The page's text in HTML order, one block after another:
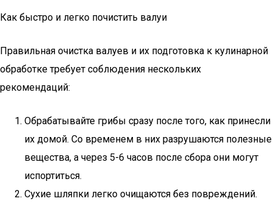
Как быстро и легко почистить валуи
Правильная очистка валуев и их подготовка к кулинарной
обработке требует соблюдения нескольких
рекомендаций:
Обрабатывайте грибы сразу после того, как принесли
их домой. Со временем в них разрушаются полезные
вещества, а через 5-6 часов после сбора они могут
испортиться.
Сухие шляпки легко очищаются без повреждений.